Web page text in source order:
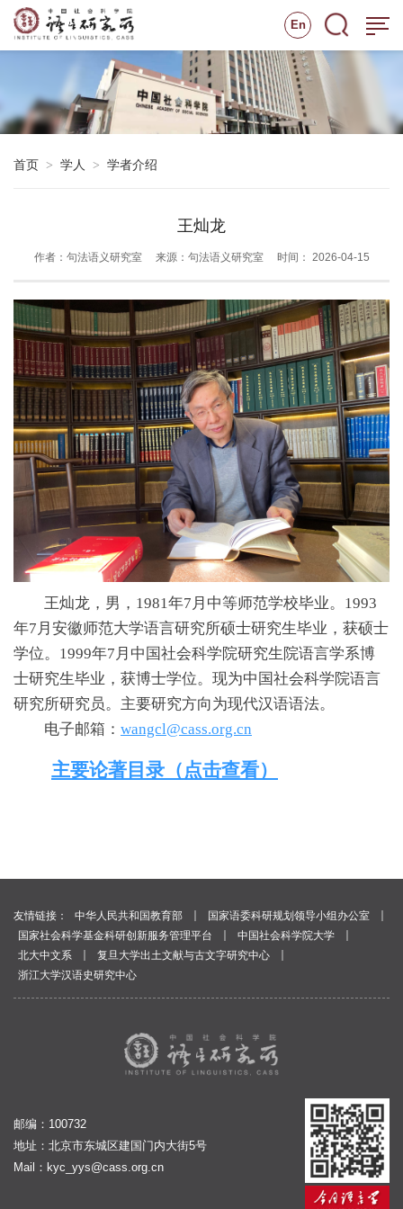
En
首页 > 学人 > 学者介绍
王灿龙
作者：句法语义研究室 来源：句法语义研究室 时间： 2026-04-15
王灿龙，男，1981年7月中等师范学校毕业。1993
年7月安徽师范大学语言研究所硕士研究生毕业，获硕士
学位。1999年7月中国社会科学院研究生院语言学系博
士研究生毕业，获博士学位。现为中国社会科学院语言
研究所研究员。主要研究方向为现代汉语语法。
电子邮箱： wangcl@cass.org.cn
主要论著目录（点击查看）
友情链接： 中华人民共和国教育部 ｜ 国家语委科研规划领导小组办公室
｜
国家社会科学基金科研创新服务管理平台
｜ 中国社会科学院大学
｜
北大中文系
｜ 复旦大学出土文献与古文字研究中心
｜
浙江大学汉语史研究中心
邮编：100732
地址：北京市东城区建国门内大街5号
Mail： kyc_yys@cass.org.cn